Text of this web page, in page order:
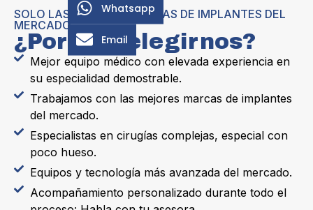
SOLO LAS MEJORES MARCAS DE IMPLANTES DEL
MERCADO
¿Por qué elegirnos?
Mejor equipo médico con elevada experiencia en
su especialidad demostrable.
Trabajamos con las mejores marcas de implantes
del mercado.
Especialistas en cirugías complejas, especial con
poco hueso.
Equipos y tecnología más avanzada del mercado.
Acompañamiento personalizado durante todo el
Whatsapp
Email